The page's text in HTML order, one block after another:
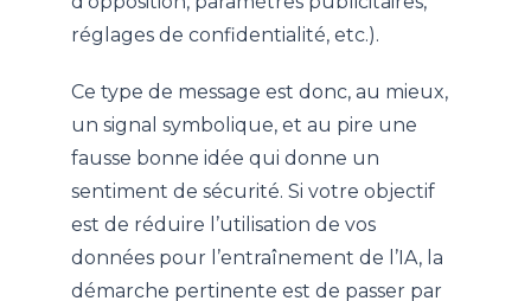
réglages de confidentialité, etc.).
Ce type de message est donc, au mieux,
un signal symbolique, et au pire une
fausse bonne idée qui donne un
sentiment de sécurité. Si votre objectif
est de réduire l’utilisation de vos
données pour l’entraînement de l’IA, la
démarche pertinente est de passer par